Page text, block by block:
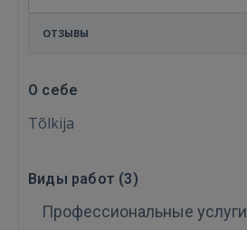
ОТЗЫВЫ
О себе
Tõlkija
Виды работ (3)
Профессиональные услуги